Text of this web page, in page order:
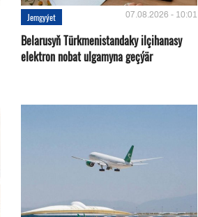
Jemgyýet 07.08.2026 - 10:01
Belarusyň Türkmenistandaky ilçihanasy
elektron nobat ulgamyna geçýär